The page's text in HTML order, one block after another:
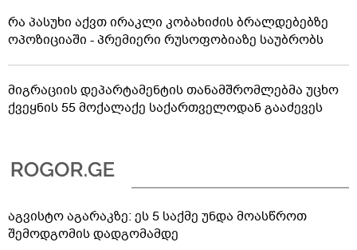
რა პასუხი აქვთ ირაკლი კობახიძის ბრალდებებზე
ოპოზიციაში - პრემიერი რუსოფობიაზე საუბრობს
მიგრაციის დეპარტამენტის თანამშრომლებმა უცხო
ქვეყნის 55 მოქალაქე საქართველოდან გააძევეს
აგვისტო აგარაკზე: ეს 5 საქმე უნდა მოასწროთ
შემოდგომის დადგომამდე